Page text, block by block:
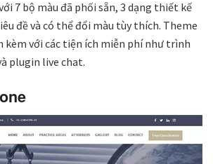
7 bộ màu đã phối sẵn, 3 dạng thiết kế
đề và có thể đổi màu tùy thích. Theme
kèm với các tiện ích miễn phí như trình
plugin live chat.